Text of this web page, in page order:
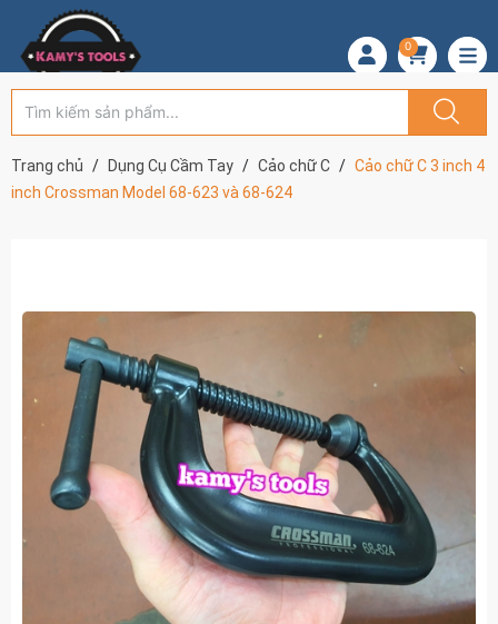
0
Trang chủ Dụng Cụ Cầm Tay Cảo chữ C
Cảo chữ C 3 inch 4
inch Crossman Model 68-623 và 68-624